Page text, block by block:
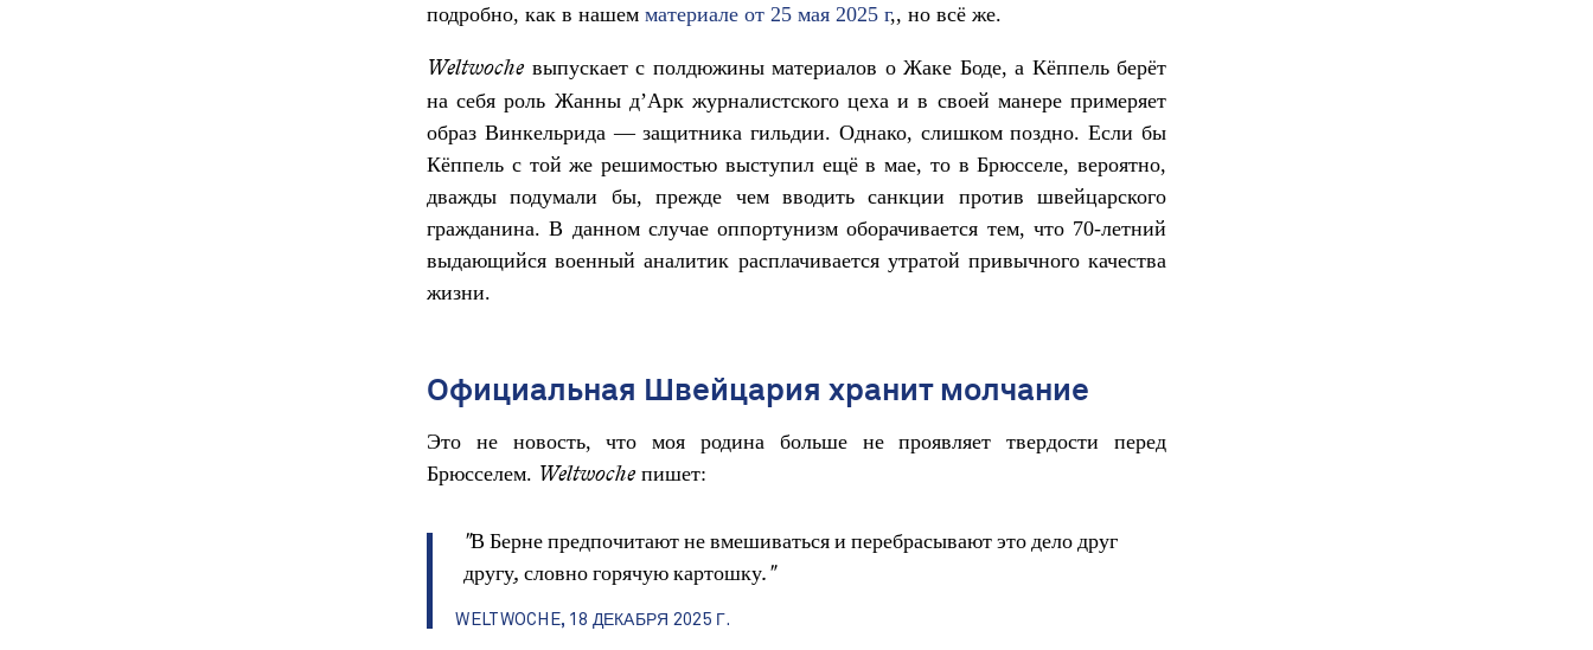
подробно, как в нашем материале от 25 мая 2025 г,, но всё же.
Weltwoche выпускает с полдюжины материалов о Жаке Боде, а Кёппель берёт
на себя роль Жанны д’Арк журналистского цеха и в своей манере примеряет
образ Винкельрида — защитника гильдии. Однако, слишком поздно. Если бы
Кёппель с той же решимостью выступил ещё в мае, то в Брюсселе, вероятно,
дважды подумали бы, прежде чем вводить санкции против швейцарского
гражданина. В данном случае оппортунизм оборачивается тем, что 70-летний
выдающийся военный аналитик расплачивается утратой привычного качества
жизни.
Официальная Швейцария хранит молчание
Это не новость, что моя родина больше не проявляет твердости перед
Брюсселем. Weltwoche пишет:
"В Берне предпочитают не вмешиваться и перебрасывают это дело друг
другу, словно горячую картошку."
WELTWOCHE, 18 ДЕКАБРЯ 2025 Г.